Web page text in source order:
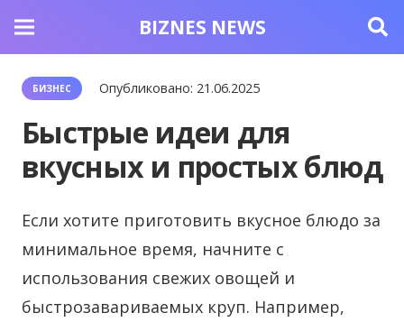
BIZNES NEWS
БИЗНЕС Опубликовано: 21.06.2025
Быстрые идеи для
вкусных и простых блюд
Если хотите приготовить вкусное блюдо за
минимальное время, начните с
использования свежих овощей и
быстрозавариваемых круп. Например,